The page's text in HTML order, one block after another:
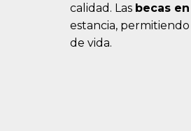
calidad. Las becas
estancia,
de vida.